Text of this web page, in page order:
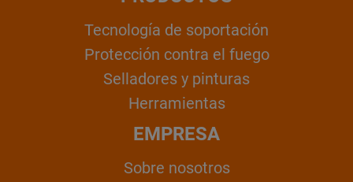
Tecnología de soportación
Protección contra el fuego
Selladores y pinturas
Herramientas
EMPRESA
Sobre nosotros